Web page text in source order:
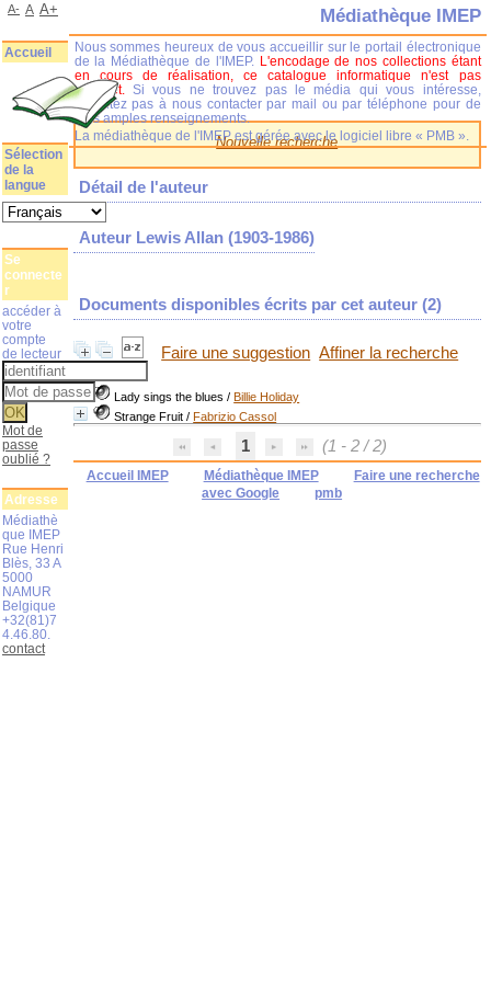
Nouvelle recherche
Détail de l'auteur
Auteur Lewis Allan (1903-1986)
Documents disponibles écrits par cet auteur (2)
Faire une suggestion Affiner la recherche
Lady sings the blues /Billie Holiday
Strange Fruit /Fabrizio Cassol
1 (1 - 2 / 2)
Accueil IMEP Médiathèque IMEP
Faire une recherche
avec Google
pmb
Médiathèque IMEP
Nous sommes heureux de vous accueillir sur le portail électronique
de la Médiathèque de l'IMEP. L'encodage de nos collections étant
en cours de réalisation, ce catalogue informatique n'est pas
complet.
Si vous ne trouvez pas le média qui vous intéresse,
n'hésitez pas à nous contacter par mail ou par téléphone pour de
plus amples renseignements.
La médiathèque de l'IMEP est gérée avec le logiciel libre « PMB ».
A- A A+
Accueil
Sélection
de la
langue
Se
connecte
r
accéder à
votre
compte
de lecteur
Mot de
passe
oublié ?
Adresse
Médiathè
que IMEP
Rue Henri
Blès, 33 A
5000
NAMUR
Belgique
+32(81)7
4.46.80.
contact